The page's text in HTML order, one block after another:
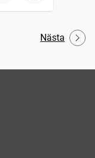
Nästa